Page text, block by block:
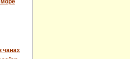
море
чанах